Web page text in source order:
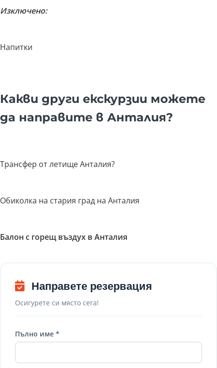
Изключено:
Напитки
Какви други екскурзии можете
да направите в Анталия?
Трансфер от летище Анталия?
Обиколка на стария град на Анталия
Балон с горещ въздух в Анталия
Направете резервация
Осигурете си място сега!
Пълно име *